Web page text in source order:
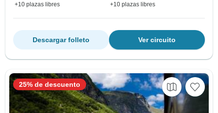
+10 plazas libres +10 plazas libres
Ver circuito
Descargar folleto
25% de descuento